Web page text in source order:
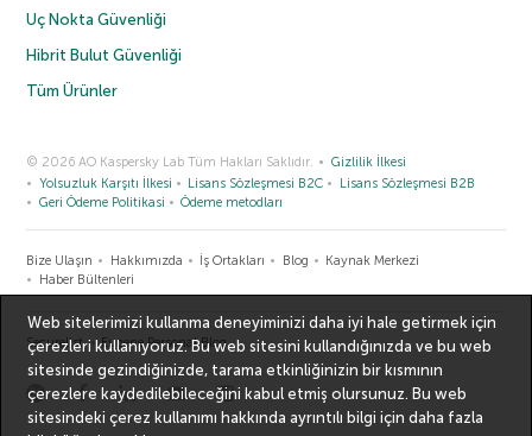
Uç Nokta Güvenliği
Hibrit Bulut Güvenliği
Tüm Ürünler
© 2026 AO Kaspersky Lab Tüm Hakları Saklıdır.
Gizlilik İlkesi
Yolsuzluk Karşıtı İlkesi
Lisans Sözleşmesi B2C
Lisans Sözleşmesi B2B
Geri Ödeme Politikasi
Ödeme metodları
Bize Ulaşın Hakkımızda İş Ortakları Blog
Kaynak Merkezi
Haber Bültenleri
Securelist Eugene Personal Blog
Web sitelerimizi kullanma deneyiminizi daha iyi hale getirmek için
çerezleri kullanıyoruz. Bu web sitesini kullandığınızda ve bu web
sitesinde gezindiğinizde, tarama etkinliğinizin bir kısmının
çerezlere kaydedilebileceğini kabul etmiş olursunuz. Bu web
sitesindeki çerez kullanımı hakkında ayrıntılı bilgi içindaha fazla